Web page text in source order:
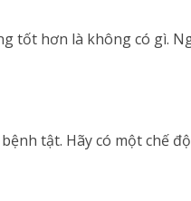
tốt hơn là không có gì.
tật. Hãy có một chế